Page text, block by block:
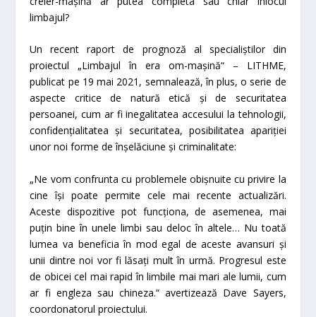
limbajul?
Un recent raport de prognoză al specialiștilor din
proiectul „Limbajul în era om-mașină“ – LITHME,
publicat pe 19 mai 2021, semnalează, în plus, o serie de
aspecte critice de natură etică și de securitatea
persoanei, cum ar fi inegalitatea accesului la tehnologii,
confidențialitatea și securitatea, posibilitatea apariției
unor noi forme de înșelăciune și criminalitate:
„Ne vom confrunta cu problemele obișnuite cu privire la
cine își poate permite cele mai recente actualizări.
Aceste dispozitive pot funcționa, de asemenea, mai
puțin bine în unele limbi sau deloc în altele… Nu toată
lumea va beneficia în mod egal de aceste avansuri și
unii dintre noi vor fi lăsați mult în urmă. Progresul este
de obicei cel mai rapid în limbile mai mari ale lumii, cum
ar fi engleza sau chineza.“ avertizează Dave Sayers,
coordonatorul proiectului.